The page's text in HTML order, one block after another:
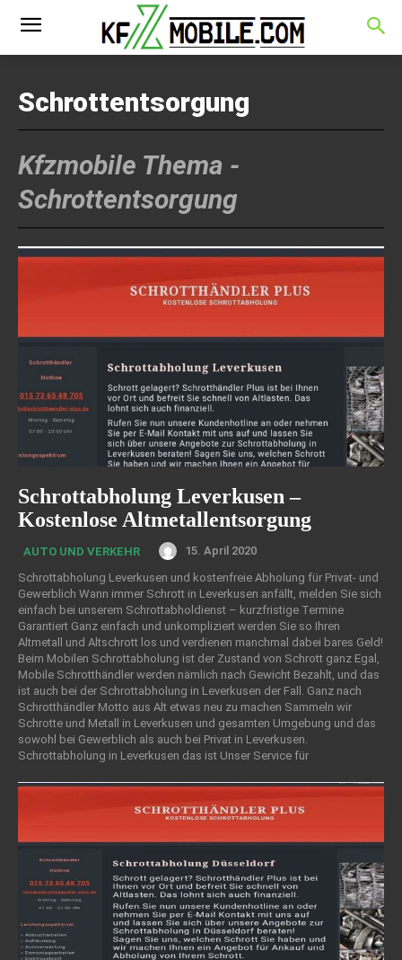
Schrottentsorgung
Kfzmobile Thema -
Schrottentsorgung
Schrottabholung Leverkusen –
Kostenlose Altmetallentsorgung
AUTO UND VERKEHR
15. April 2020
Schrottabholung Leverkusen und kostenfreie Abholung für Privat- und
Gewerblich Wann immer Schrott in Leverkusen anfällt, melden Sie sich
einfach bei unserem Schrottabholdienst – kurzfristige Termine
Garantiert Ganz einfach und unkompliziert werden Sie so Ihren
Altmetall und Altschrott los und verdienen manchmal dabei bares Geld!
Beim Mobilen Schrottabholung ist der Zustand von Schrott ganz Egal,
Mobile Schrotthändler werden nämlich nach Gewicht Bezahlt, und das
ist auch bei der Schrottabholung in Leverkusen der Fall. Ganz nach
Schrotthändler Motto aus Alt etwas neu zu machen Sammeln wir
Schrotte und Metall in Leverkusen und gesamten Umgebung und das
sowohl bei Gewerblich als auch bei Privat in Leverkusen.
Schrottabholung in Leverkusen das ist Unser Service für